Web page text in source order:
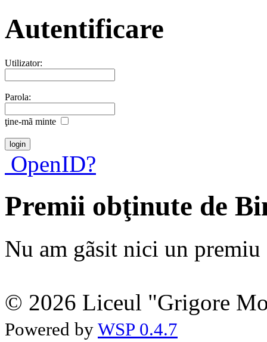
Autentificare
Utilizator:
Parola:
ţine-mã minte
OpenID?
Premii obţinute de
Nu am gãsit nici un premiu
© 2026 Liceul "Grigore
Powered by WSP 0.4.7